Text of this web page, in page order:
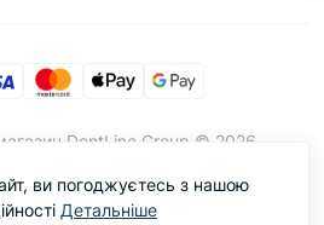
DentLine Group © 2026
ви погоджуєтесь з нашою
Детальніше